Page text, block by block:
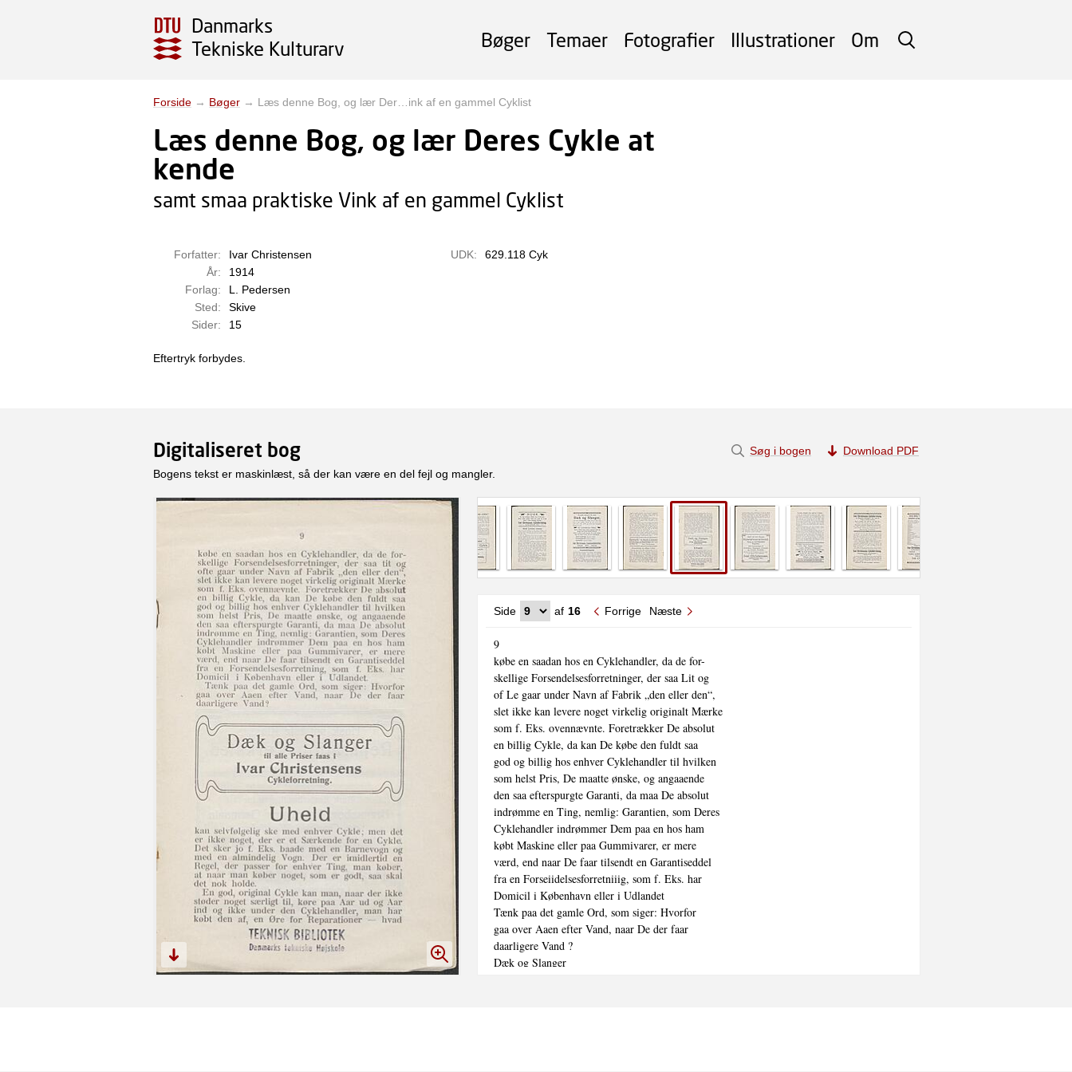
Danmarks
Tekniske Kulturarv
SØG
Bøger Temaer Fotografier Illustrationer Om
Forside → Bøger → Læs denne Bog, og lær Der…ink af en gammel Cyklist
Læs denne Bog, og lær Deres Cykle at
kende
samt smaa praktiske Vink af en gammel Cyklist
Forfatter:
Ivar Christensen
År:
1914
Forlag:
L. Pedersen
Sted:
Skive
Sider:
15
UDK: 629.118 Cyk
Eftertryk forbydes.
Digitaliseret bog
Bogens tekst er maskinlæst, så der kan være en del fejl og mangler.
Side af 16 Forrige Næste
9
købe en saadan hos en Cyklehandler, da de for-
skellige Forsendelsesforretninger, der saa Lit og
of Le gaar under Navn af Fabrik „den eller den“,
slet ikke kan levere noget virkelig originalt Mærke
som f. Eks. ovennævnte. Foretrækker De absolut
en billig Cykle, da kan De købe den fuldt saa
god og billig hos enhver Cyklehandler til hvilken
som helst Pris, De maatte ønske, og angaaende
den saa efterspurgte Garanti, da maa De absolut
indrømme en Ting, nemlig: Garantien, som Deres
Cyklehandler indrømmer Dem paa en hos ham
købt Maskine eller paa Gummivarer, er mere
værd, end naar De faar tilsendt en Garantiseddel
fra en Forseiidelsesforretniiig, som f. Eks. har
Domicil i København eller i Udlandet
Tænk paa det gamle Ord, som siger: Hvorfor
gaa over Aaen efter Vand, naar De der faar
daarligere Vand ?
Dæk og Slanger
Søg i bogen Download PDF